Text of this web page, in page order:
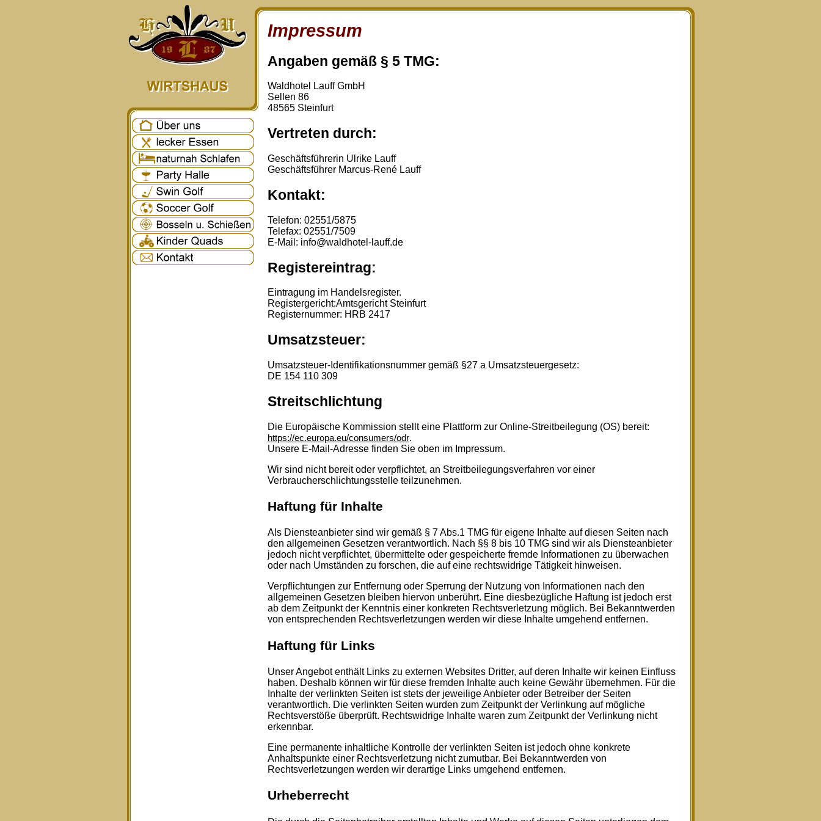
Impressum
Angaben gemäß § 5 TMG:
Waldhotel Lauff GmbH
Sellen 86
48565 Steinfurt
Vertreten durch:
Geschäftsführerin Ulrike Lauff
Geschäftsführer Marcus-René Lauff
Kontakt:
Telefon: 02551/5875
Telefax: 02551/7509
E-Mail: info@waldhotel-lauff.de
Registereintrag:
Eintragung im Handelsregister.
Registergericht:Amtsgericht Steinfurt
Registernummer: HRB 2417
Umsatzsteuer:
Umsatzsteuer-Identifikationsnummer gemäß §27 a Umsatzsteuergesetz:
DE 154 110 309
Streitschlichtung
Die Europäische Kommission stellt eine Plattform zur Online-Streitbeilegung (OS) bereit:
https://ec.europa.eu/consumers/odr.
Unsere E-Mail-Adresse finden Sie oben im Impressum.
Wir sind nicht bereit oder verpflichtet, an Streitbeilegungsverfahren vor einer
Verbraucherschlichtungsstelle teilzunehmen.
Haftung für Inhalte
Als Diensteanbieter sind wir gemäß § 7 Abs.1 TMG für eigene Inhalte auf diesen Seiten nach
den allgemeinen Gesetzen verantwortlich. Nach §§ 8 bis 10 TMG sind wir als Diensteanbieter
jedoch nicht verpflichtet, übermittelte oder gespeicherte fremde Informationen zu überwachen
oder nach Umständen zu forschen, die auf eine rechtswidrige Tätigkeit hinweisen.
Verpflichtungen zur Entfernung oder Sperrung der Nutzung von Informationen nach den
allgemeinen Gesetzen bleiben hiervon unberührt. Eine diesbezügliche Haftung ist jedoch erst
ab dem Zeitpunkt der Kenntnis einer konkreten Rechtsverletzung möglich. Bei Bekanntwerden
von entsprechenden Rechtsverletzungen werden wir diese Inhalte umgehend entfernen.
Haftung für Links
Unser Angebot enthält Links zu externen Websites Dritter, auf deren Inhalte wir keinen Einfluss
haben. Deshalb können wir für diese fremden Inhalte auch keine Gewähr übernehmen. Für die
Inhalte der verlinkten Seiten ist stets der jeweilige Anbieter oder Betreiber der Seiten
verantwortlich. Die verlinkten Seiten wurden zum Zeitpunkt der Verlinkung auf mögliche
Rechtsverstöße überprüft. Rechtswidrige Inhalte waren zum Zeitpunkt der Verlinkung nicht
erkennbar.
Eine permanente inhaltliche Kontrolle der verlinkten Seiten ist jedoch ohne konkrete
Anhaltspunkte einer Rechtsverletzung nicht zumutbar. Bei Bekanntwerden von
Rechtsverletzungen werden wir derartige Links umgehend entfernen.
Urheberrecht